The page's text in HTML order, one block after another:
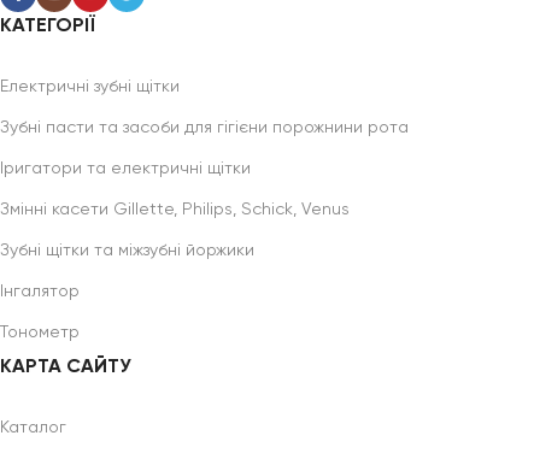
КАТЕГОРІЇ
Електричні зубні щітки
Зубні пасти та засоби для гігієни порожнини рота
Іригатори та електричні щітки
Змінні касети Gillette, Philips, Schick, Venus
Зубні щітки та міжзубні йоржики
Інгалятор
Тонометр
КАРТА САЙТУ
Каталог